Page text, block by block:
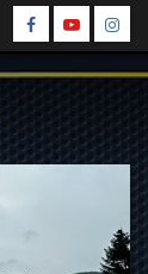
Spin
Facebook
Spin
Youtube
Spin